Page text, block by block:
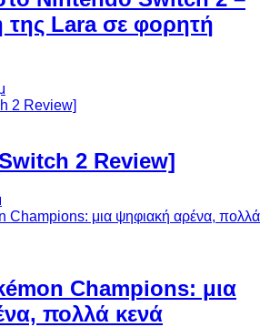
της Lara σε φορητή
2 Review]
Champions: μια
πολλά κενά